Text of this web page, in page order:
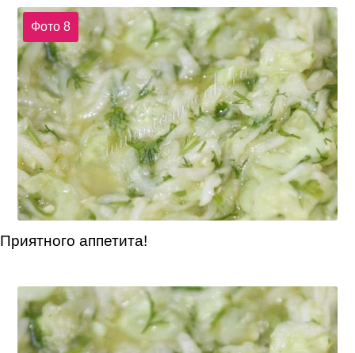
Фото 8
Приятного аппетита!